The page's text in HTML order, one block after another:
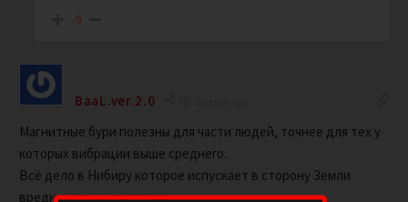
-9
BaaL.ver.2.0
Магнитные бури полезны для части людей, точнее для тех у
которых вибрации выше среднего.
Всё дело в Нибиру которое испускает в сторону Земли
вредные гамма-всплески.